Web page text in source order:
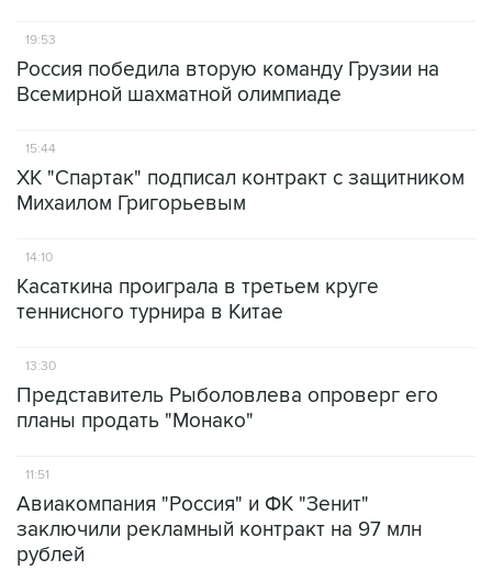
19:53
Россия победила вторую команду Грузии на
Всемирной шахматной олимпиаде
15:44
ХК "Спартак" подписал контракт с защитником
Михаилом Григорьевым
14:10
Касаткина проиграла в третьем круге
теннисного турнира в Китае
13:30
Представитель Рыболовлева опроверг его
планы продать "Монако"
11:51
Авиакомпания "Россия" и ФК "Зенит"
заключили рекламный контракт на 97 млн
рублей